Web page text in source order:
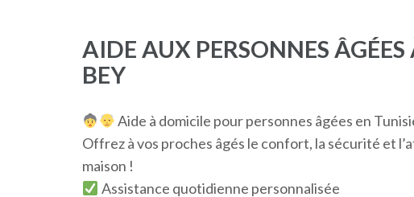
AIDE AUX PERSONNES
BEY
Aide à domicile pour personnes âgées en
Offrez à vos proches âgés le confort, la sécurité et
maison !
Assistance quotidienne personnalisée